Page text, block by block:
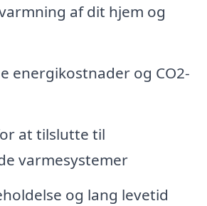
af dit hjem og
energikostnader og CO2-
at tilslutte til
varmesystemer
og lang levetid